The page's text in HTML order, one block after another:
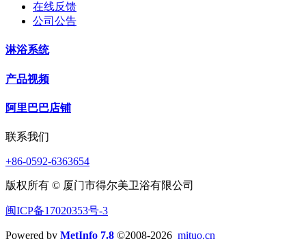
在线反馈
公司公告
淋浴系统
产品视频
阿里巴巴店铺
联系我们
+86-0592-6363654
版权所有 © 厦门市得尔美卫浴有限公司
闽ICP备17020353号-3
Powered by MetInfo 7.8 ©2008-2026 mituo.cn